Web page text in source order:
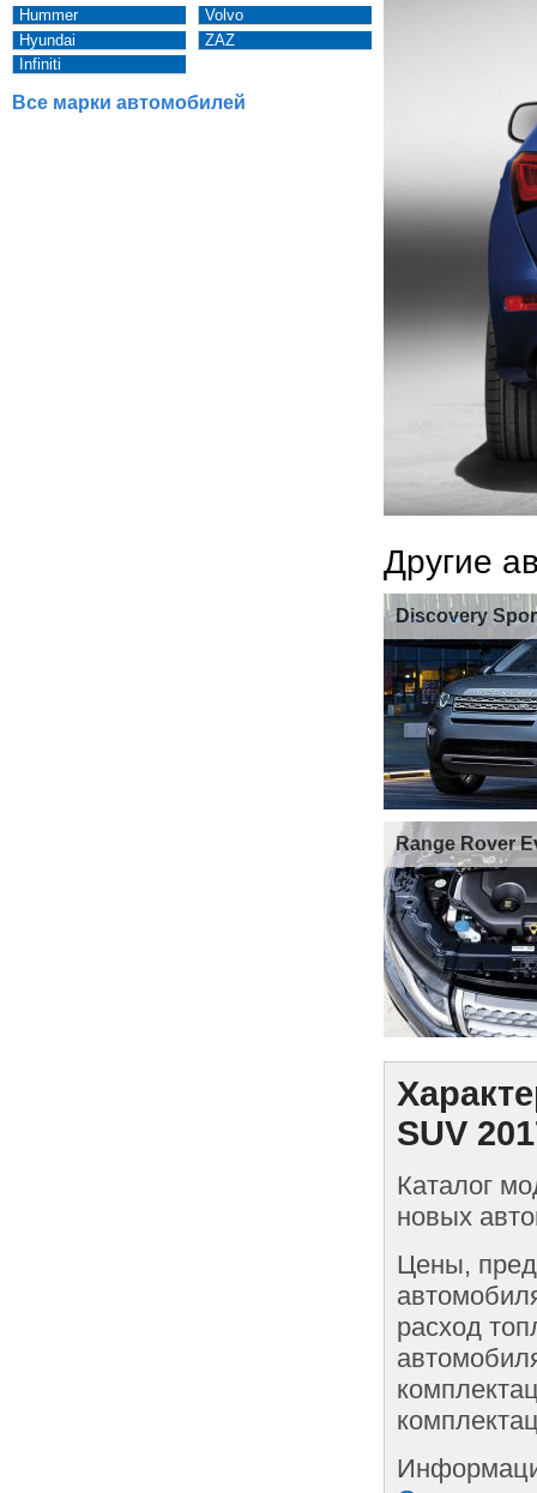
Hummer
Hyundai
Infiniti
Volvo
ZAZ
Все марки автомобилей
Другие
Discovery
Range Rover
SUV
Каталог
новых
Цены,
расход